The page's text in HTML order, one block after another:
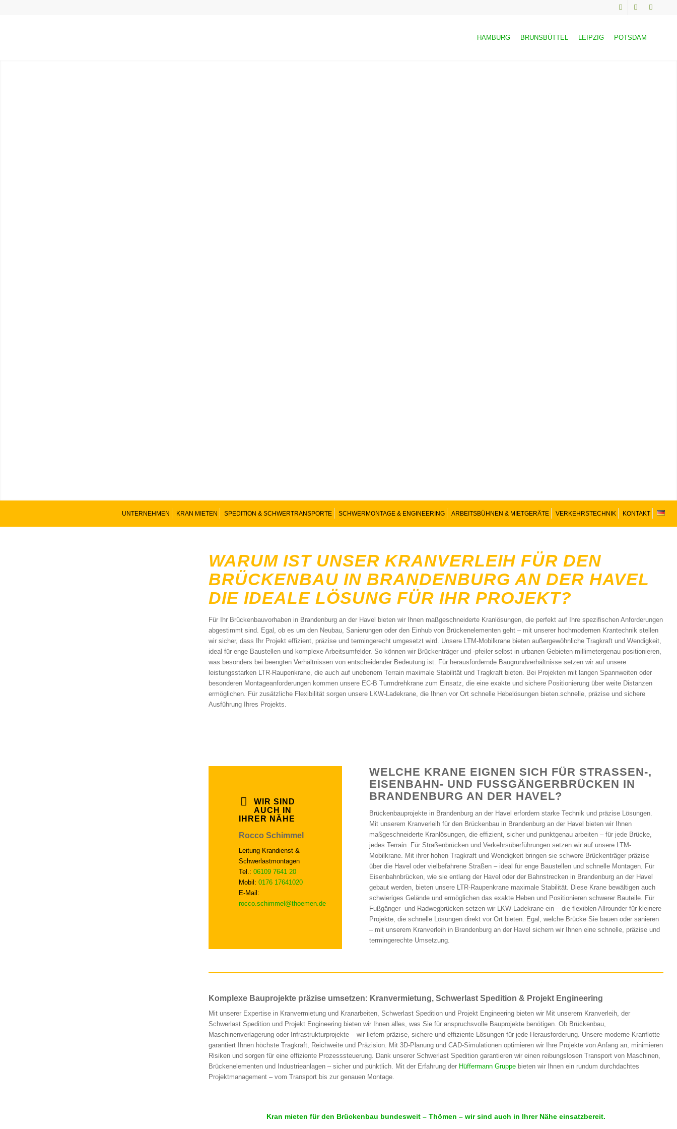
HAMBURG BRUNSBÜTTEL LEIPZIG POTSDAM
UNTERNEHMEN KRAN MIETEN SPEDITION & SCHWERTRANSPORTE SCHWERMONTAGE & ENGINEERING ARBEITSBÜHNEN & MIETGERÄTE VERKEHRSTECHNIK KONTAKT
WARUM IST UNSER KRANVERLEIH FÜR DEN
BRÜCKENBAU IN BRANDENBURG AN DER HAVEL
DIE IDEALE LÖSUNG FÜR IHR PROJEKT?
Für Ihr Brückenbauvorhaben in Brandenburg an der Havel bieten wir Ihnen maßgeschneiderte Kranlösungen, die perfekt auf Ihre spezifischen Anforderungen
abgestimmt sind. Egal, ob es um den Neubau, Sanierungen oder den Einhub von Brückenelementen geht – mit unserer hochmodernen Krantechnik stellen
wir sicher, dass Ihr Projekt effizient, präzise und termingerecht umgesetzt wird. Unsere LTM-Mobilkrane bieten außergewöhnliche Tragkraft und Wendigkeit,
ideal für enge Baustellen und komplexe Arbeitsumfelder. So können wir Brückenträger und -pfeiler selbst in urbanen Gebieten millimetergenau positionieren,
was besonders bei beengten Verhältnissen von entscheidender Bedeutung ist. Für herausfordernde Baugrundverhältnisse setzen wir auf unsere
leistungsstarken LTR-Raupenkrane, die auch auf unebenem Terrain maximale Stabilität und Tragkraft bieten. Bei Projekten mit langen Spannweiten oder
besonderen Montageanforderungen kommen unsere EC-B Turmdrehkrane zum Einsatz, die eine exakte und sichere Positionierung über weite Distanzen
ermöglichen. Für zusätzliche Flexibilität sorgen unsere LKW-Ladekrane, die Ihnen vor Ort schnelle Hebelösungen bieten.schnelle, präzise und sichere
Ausführung Ihres Projekts.
WIR SIND
AUCH IN
IHRER NÄHE
Rocco Schimmel
Leitung Krandienst &
Schwerlastmontagen
Tel.: 06109 7641 20
Mobil: 0176 17641020
E-Mail:
rocco.schimmel@thoemen.de
WELCHE KRANE EIGNEN SICH FÜR STRASSEN-, E
ISENBAHN- UND FUSSGÄNGERBRÜCKEN IN BR
ANDENBURG AN DER HAVEL?
Brückenbauprojekte in Brandenburg an der Havel erfordern starke Technik und präzise Lösungen.
Mit unserem Kranverleih für den Brückenbau in Brandenburg an der Havel bieten wir Ihnen
maßgeschneiderte Kranlösungen, die effizient, sicher und punktgenau arbeiten – für jede Brücke,
jedes Terrain. Für Straßenbrücken und Verkehrsüberführungen setzen wir auf unsere LTM-
Mobilkrane. Mit ihrer hohen Tragkraft und Wendigkeit bringen sie schwere Brückenträger präzise
über die Havel oder vielbefahrene Straßen – ideal für enge Baustellen und schnelle Montagen. Für
Eisenbahnbrücken, wie sie entlang der Havel oder der Bahnstrecken in Brandenburg an der Havel
gebaut werden, bieten unsere LTR-Raupenkrane maximale Stabilität. Diese Krane bewältigen auch
schwieriges Gelände und ermöglichen das exakte Heben und Positionieren schwerer Bauteile. Für
Fußgänger- und Radwegbrücken setzen wir LKW-Ladekrane ein – die flexiblen Allrounder für kleinere
Projekte, die schnelle Lösungen direkt vor Ort bieten. Egal, welche Brücke Sie bauen oder sanieren
– mit unserem Kranverleih in Brandenburg an der Havel sichern wir Ihnen eine schnelle, präzise und
termingerechte Umsetzung.
Komplexe Bauprojekte präzise umsetzen: Kranvermietung, Schwerlast Spedition & Projekt Engineering
Mit unserer Expertise in Kranvermietung und Kranarbeiten, Schwerlast Spedition und Projekt Engineering bieten wir Mit unserem Kranverleih, der
Schwerlast Spedition und Projekt Engineering bieten wir Ihnen alles, was Sie für anspruchsvolle Bauprojekte benötigen. Ob Brückenbau,
Maschinenverlagerung oder Infrastrukturprojekte – wir liefern präzise, sichere und effiziente Lösungen für jede Herausforderung. Unsere moderne Kranflotte
garantiert Ihnen höchste Tragkraft, Reichweite und Präzision. Mit 3D-Planung und CAD-Simulationen optimieren wir Ihre Projekte von Anfang an, minimieren
Risiken und sorgen für eine effiziente Prozesssteuerung. Dank unserer Schwerlast Spedition garantieren wir einen reibungslosen Transport von Maschinen,
Brückenelementen und Industrieanlagen – sicher und pünktlich. Mit der Erfahrung der Hüffermann Gruppe bieten wir Ihnen ein rundum durchdachtes
Projektmanagement – vom Transport bis zur genauen Montage.
Kran mieten für den Brückenbau bundesweit – Thömen – wir sind auch in Ihrer Nähe einsatzbereit.